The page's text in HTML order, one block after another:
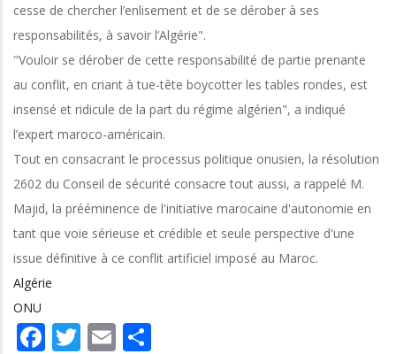
cesse de chercher l’enlisement et de se dérober à ses
responsabilités, à savoir l’Algérie".
"Vouloir se dérober de cette responsabilité de partie prenante
au conflit, en criant à tue-tête boycotter les tables rondes, est
insensé et ridicule de la part du régime algérien", a indiqué
l’expert maroco-américain.
Tout en consacrant le processus politique onusien, la résolution
2602 du Conseil de sécurité consacre tout aussi, a rappelé M.
Majid, la prééminence de l'initiative marocaine d'autonomie en
tant que voie sérieuse et crédible et seule perspective d'une
issue définitive à ce conflit artificiel imposé au Maroc.
Algérie
ONU
Facebook
Twitter
Email